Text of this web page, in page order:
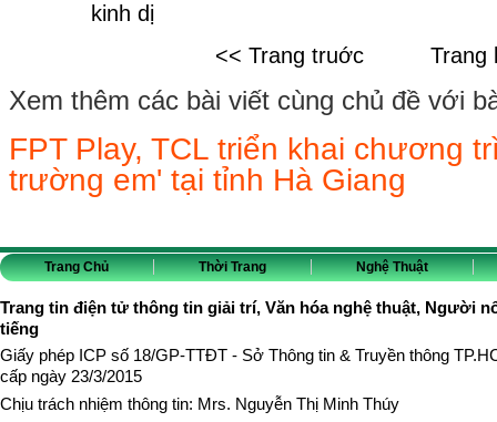
kinh dị
<< Trang truớc
Trang
Xem thêm các bài viết cùng chủ đề với
FPT Play, TCL triển khai chương
trường em' tại tỉnh Hà Giang
Trang Chủ Thời Trang Nghệ Thuật
Trang tin điện tử thông tin giải trí, Văn hóa nghệ thuật, Người
tiếng
Giấy phép ICP số 18/GP-TTĐT - Sở Thông tin & Truyền thông
cấp ngày 23/3/2015
Chịu trách nhiệm thông tin: Mrs. Nguyễn Thị Minh Thúy